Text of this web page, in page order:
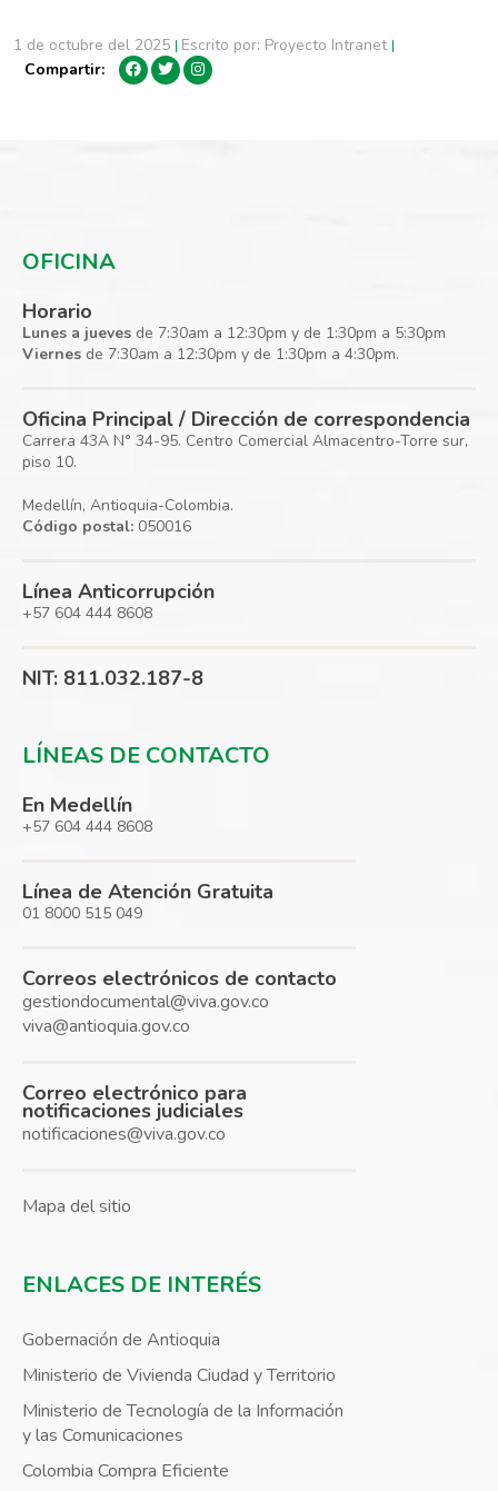
1 de octubre del 2025 | Escrito por: Proyecto Intranet |
Compartir:
OFICINA
Horario
Lunes a jueves de 7:30am a 12:30pm y de 1:30pm a 5:30pm
Viernes de 7:30am a 12:30pm y de 1:30pm a 4:30pm.
Oficina Principal / Dirección de correspondencia
Carrera 43A N° 34-95. Centro Comercial Almacentro-Torre sur,
piso 10.
Medellín, Antioquia-Colombia.
Código postal: 050016
Línea Anticorrupción
+57 604 444 8608
NIT: 811.032.187-8
LÍNEAS DE CONTACTO
En Medellín
+57 604 444 8608
Línea de Atención Gratuita
01 8000 515 049
Correos electrónicos de contacto
gestiondocumental@viva.gov.co
viva@antioquia.gov.co
Correo electrónico para
notificaciones judiciales
notificaciones@viva.gov.co
Mapa del sitio
ENLACES DE INTERÉS
Gobernación de Antioquia
Ministerio de Vivienda Ciudad y Territorio
Ministerio de Tecnología de la Información
y las Comunicaciones
Colombia Compra Eficiente